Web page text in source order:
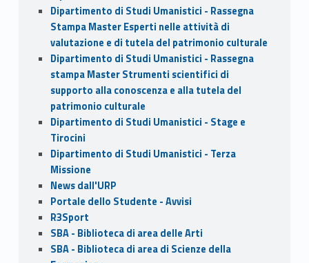
Dipartimento di Studi Umanistici - Rassegna
Stampa Master Esperti nelle attività di
valutazione e di tutela del patrimonio culturale
Dipartimento di Studi Umanistici - Rassegna
stampa Master Strumenti scientifici di
supporto alla conoscenza e alla tutela del
patrimonio culturale
Dipartimento di Studi Umanistici - Stage e
Tirocini
Dipartimento di Studi Umanistici - Terza
Missione
News dall'URP
Portale dello Studente - Avvisi
R3Sport
SBA - Biblioteca di area delle Arti
SBA - Biblioteca di area di Scienze della